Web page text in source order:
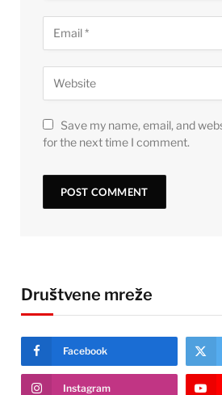
Save my name, email, and
for the next time I comment.
Društvene mreže
Facebook
Instagram